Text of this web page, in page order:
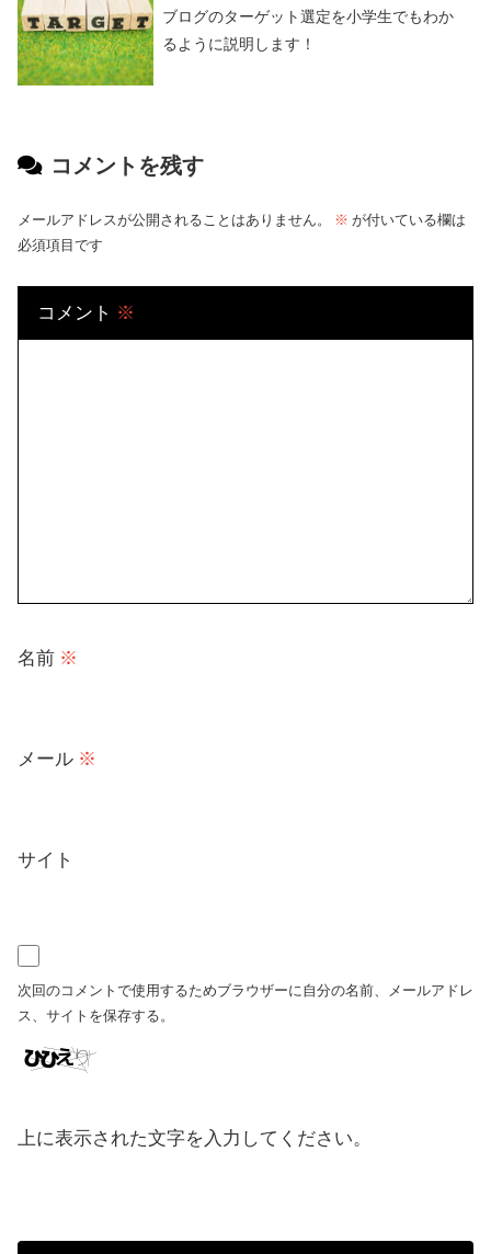
ブログのターゲット選定を小学生でもわか
るように説明します！
コメントを残す
メールアドレスが公開されることはありません。 ※ が付いている欄は
必須項目です
コメント ※
名前 ※
メール ※
サイト
次回のコメントで使用するためブラウザーに自分の名前、メールアドレ
ス、サイトを保存する。
上に表示された文字を入力してください。